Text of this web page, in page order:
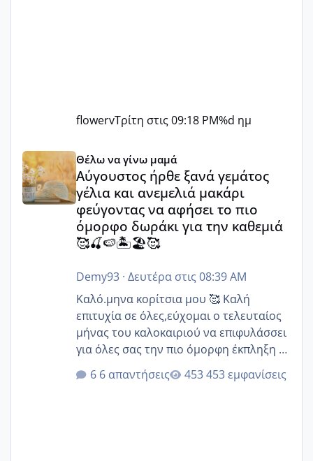
flowervΤρίτη στις 09:18 PM%d ημ
Αύγουστος ήρθε ξανά γεμάτος γέλια και ανεμελιά
Θέλω να γίνω μαμά
Αύγουστος ήρθε ξανά γεμάτος
γέλια και ανεμελιά μακάρι
φεύγοντας να αφήσει το πιο
όμορφο δωράκι για την καθεμιά
🥰🍒🍉🏝️🏖️🥰
Demy93· Δευτέρα στις 08:39 AM
Καλό.μηνα κορίτσια μου 🥰 Καλή
επιτυχία σε όλες,εύχομαι ο τελευταίος
μήνας του καλοκαιριού να επιφυλάσσει
για όλες σας την πιο όμορφη έκπληξη 🧿
@Elk @Melikara86 @Παρασκευαιδου
@Zenia z @melitiniღ @Christi.D.
6 απαντήσεις 453 εμφανίσεις